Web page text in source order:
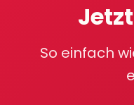
So einfach